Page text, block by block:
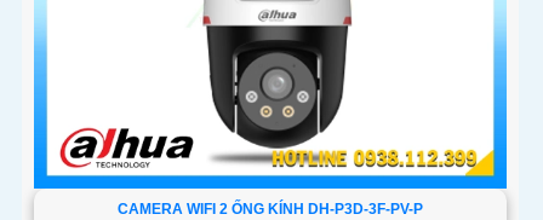
CAMERA WIFI 2 ỐNG KÍNH DH-P3D-3F-PV-P